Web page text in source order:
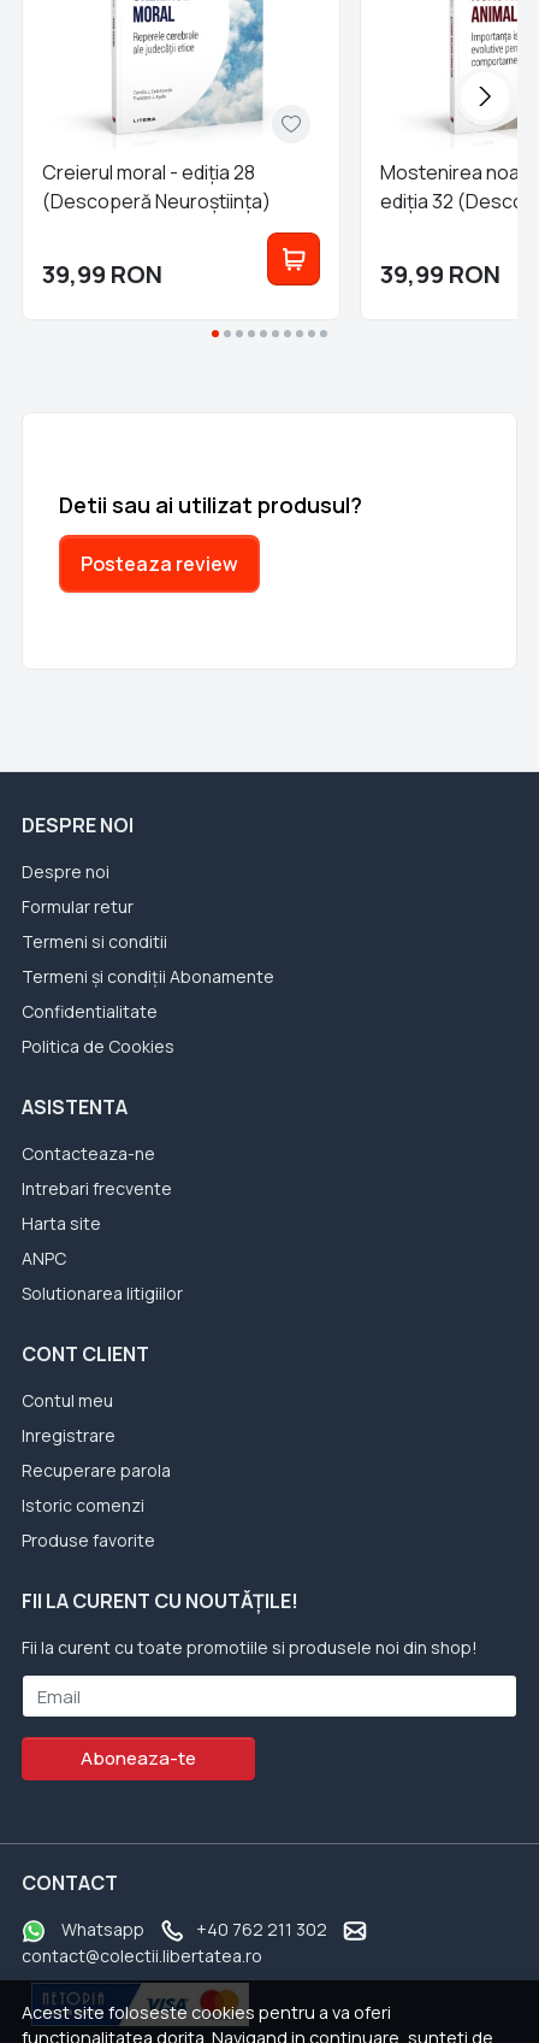
Creierul moral - ediția 28
(Descoperă Neuroștiința)
39,99 RON
Mostenirea
ediția 32
39,99 RON
Detii sau ai utilizat produsul?
Posteaza review
Acest site foloseste cookies pentru a va oferi
functionalitatea dorita. Navigand in continuare, sunteti de
DESPRE NOI
Despre noi
Formular retur
Termeni si conditii
Termeni și condiții Abonamente
Confidentialitate
Politica de Cookies
ASISTENTA
Contacteaza-ne
Intrebari frecvente
Harta site
ANPC
Solutionarea litigiilor
CONT CLIENT
Contul meu
Inregistrare
Recuperare parola
Istoric comenzi
Produse favorite
FII LA CURENT CU NOUTĂȚILE!
Fii la curent cu toate promotiile si produsele noi din shop!
Email
Aboneaza-te
CONTACT
Whatsapp
+40 762 211 302
contact@colectii.libertatea.ro